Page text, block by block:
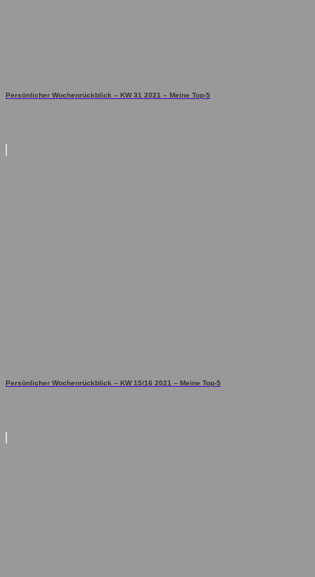
Persönlicher Wochenrückblick – KW 31 2021 – Meine Top-5
Persönlicher Wochenrückblick – KW 15/16 2021 – Meine Top-5